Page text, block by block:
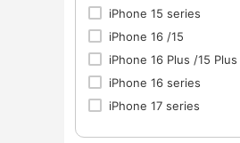
iPhone 15 series
iPhone 16 /15
iPhone 16 Plus /15 Plus
iPhone 16 series
iPhone 17 series